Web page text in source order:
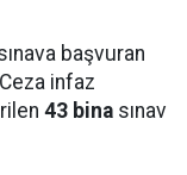
başvuran
infaz
43 bina sınav